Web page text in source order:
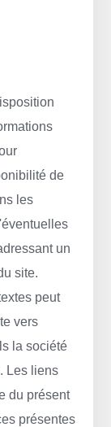
de
les
un
site.
peut
vers
la société
Les liens
du présent
présentes